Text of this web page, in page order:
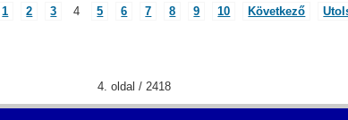
1 2 3 4 5 6 7 8 9 10 Következő
4. oldal / 2418